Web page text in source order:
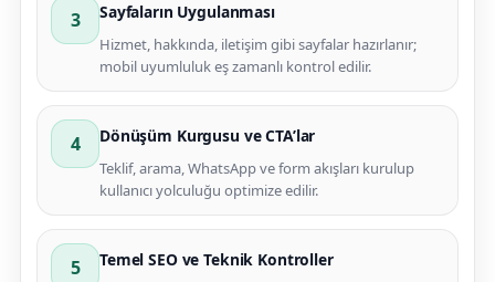
3 Sayfaların Uygulanması
Hizmet, hakkında, iletişim gibi sayfalar hazırlanır;
mobil uyumluluk eş zamanlı kontrol edilir.
4 Dönüşüm Kurgusu ve CTA’lar
Teklif, arama, WhatsApp ve form akışları kurulup
kullanıcı yolculuğu optimize edilir.
5 Temel SEO ve Teknik Kontroller